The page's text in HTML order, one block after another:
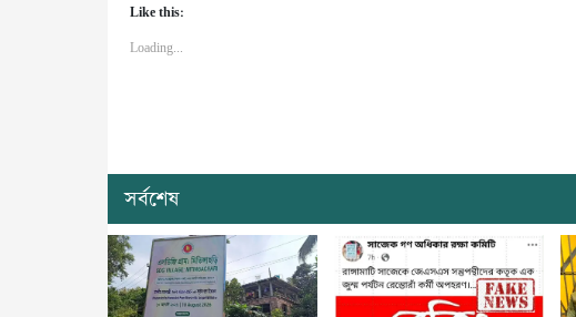
Like this:
Loading...
সর্বশেষ